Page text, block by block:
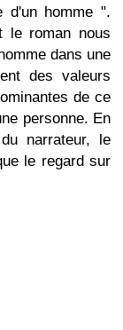
d'un homme ".
le roman nous
dans une
des valeurs
de ce
personne. En
narrateur, le
le regard sur